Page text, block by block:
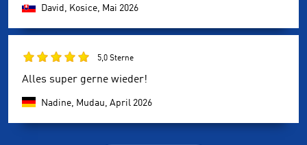
David, Kosice, Mai 2026
5,0 Sterne
Alles super gerne wieder!
Nadine, Mudau, April 2026